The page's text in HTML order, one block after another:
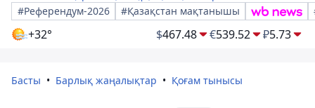
#Референдум-2026
#Қазақстан мақтанышы
+32° $467.48 €539.52 ₽5.73
Басты Барлық жаңалықтар Қоғам тынысы